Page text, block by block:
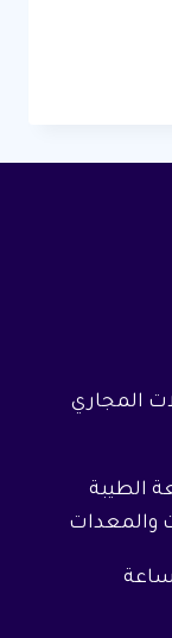
المجاري
والمعدات